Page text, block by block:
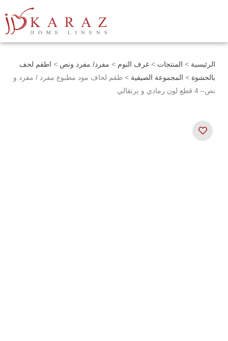
الرئيسية > المنتجات > غرف النوم > مفرد/ مفرد ونص > اطقم لحف
بالحشوة > المجموعة الصيفية > طقم لحاف مود مطبوع مفرد / مفرد و
نص– 4 قطع لون رمادي و برتقالي